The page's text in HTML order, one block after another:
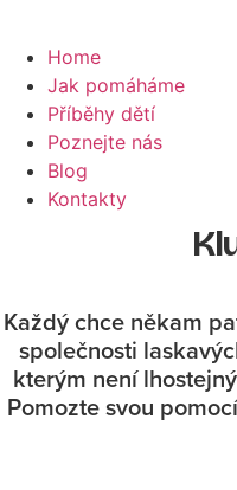
Home
Jak pomáháme
Příběhy dětí
Poznejte nás
Blog
Kontakty
Každý chce někam
společnosti
kterým není
Pomozte svou